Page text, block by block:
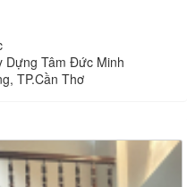
Dựng Tâm Đức Minh
TP.Cần Thơ